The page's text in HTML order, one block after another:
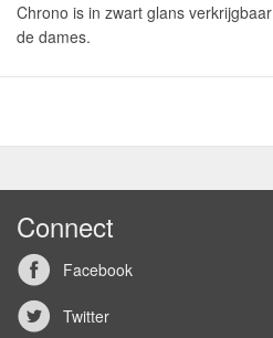
Chrono is in zwart glans
de dames.
Connect
Facebook
Twitter